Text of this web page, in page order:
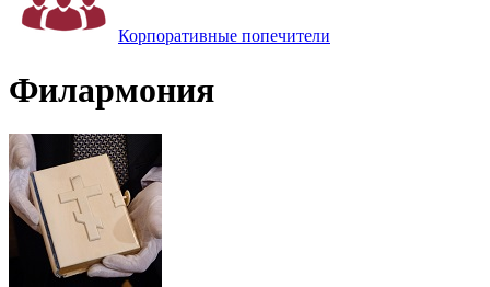
Корпоративные попечители
Филармония